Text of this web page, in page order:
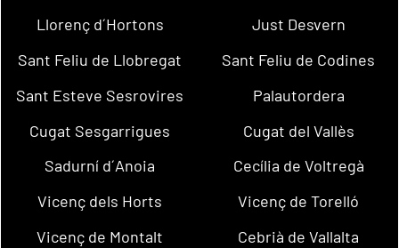
Llorenç d´Hortons
Just Desvern
Sant Feliu de Llobregat
Sant Feliu de Codines
Sant Esteve Sesrovires
Palautordera
Cugat Sesgarrigues
Cugat del Vallès
Sadurní d´Anoia
Cecília de Voltregà
Vicenç dels Horts
Vicenç de Torelló
Vicenç de Montalt
Cebrià de Vallalta